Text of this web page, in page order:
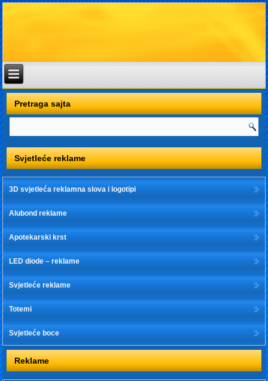
Pretraga sajta
Svjetleće reklame
3D svjetleća reklamna slova i logotipi
Alubond reklame
Apotekarski krst
LED diode – reklame
Svjetleće reklame
Totemi
Svjetleće boce
Reklame